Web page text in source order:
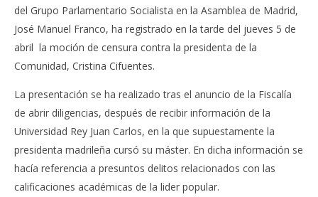
del Grupo Parlamentario Socialista en la Asamblea de Madrid,
José Manuel Franco, ha registrado en la tarde del jueves 5 de
abril la moción de censura contra la presidenta de la
Comunidad, Cristina Cifuentes.
La presentación se ha realizado tras el anuncio de la Fiscalía
de abrir diligencias, después de recibir información de la
Universidad Rey Juan Carlos, en la que supuestamente la
presidenta madrileña cursó su máster. En dicha información se
hacía referencia a presuntos delitos relacionados con las
calificaciones académicas de la lider popular.